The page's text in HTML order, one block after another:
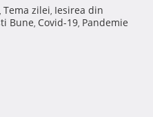
, Tema zilei, Iesirea din
Bune, Covid-19, Pandemie